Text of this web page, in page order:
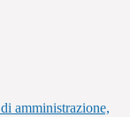
amministrazione,